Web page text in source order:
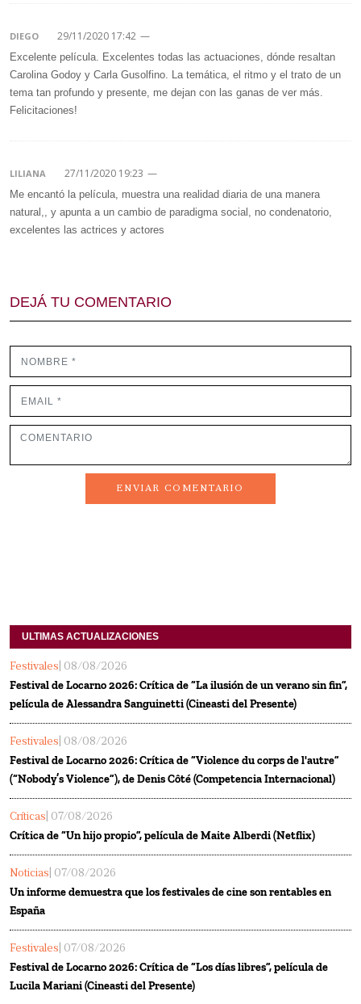
DIEGO 29/11/2020 17:42 —
Excelente película. Excelentes todas las actuaciones, dónde resaltan
Carolina Godoy y Carla Gusolfino. La temática, el ritmo y el trato de un
tema tan profundo y presente, me dejan con las ganas de ver más.
Felicitaciones!
LILIANA 27/11/2020 19:23 —
Me encantó la película, muestra una realidad diaria de una manera
natural,, y apunta a un cambio de paradigma social, no condenatorio,
excelentes las actrices y actores
DEJÁ TU COMENTARIO
ENVIAR COMENTARIO
ULTIMAS ACTUALIZACIONES
Festivales | 08/08/2026
Festival de Locarno 2026: Crítica de “La ilusión de un verano sin fin”,
película de Alessandra Sanguinetti (Cineasti del Presente)
Festivales | 08/08/2026
Festival de Locarno 2026: Crítica de “Violence du corps de l'autre”
(“Nobody’s Violence”), de Denis Côté (Competencia Internacional)
Críticas | 07/08/2026
Crítica de “Un hijo propio”, película de Maite Alberdi (Netflix)
Noticias | 07/08/2026
Un informe demuestra que los festivales de cine son rentables en
España
Festivales | 07/08/2026
Festival de Locarno 2026: Crítica de “Los días libres”, película de
Lucila Mariani (Cineasti del Presente)